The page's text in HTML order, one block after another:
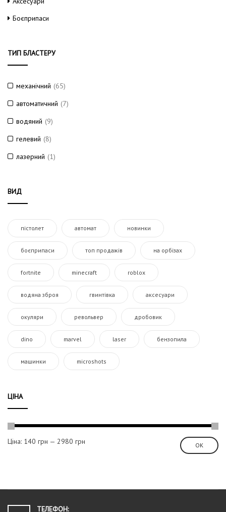
Боєприпаси
ТИП БЛАСТЕРУ
механічний (65)
автоматичний (7)
водяний (9)
гелевий (8)
лазерний (1)
ВИД
пістолет автомат новинки
боєприпаси топ продажів на орбізах
fortnite minecraft roblox
водяна зброя гвинтівка аксесуари
окуляри револьвер дробовик
dino marvel laser бензопила
машинки microshots
ЦІНА
ОК
Ціна: 140 грн — 2980 грн
ТЕЛЕФОН: